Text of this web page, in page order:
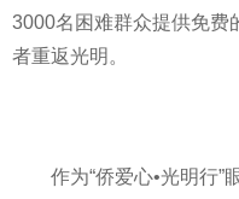
3000名困难群众提供免费
者重返光明。
作为“侨爱心•光明行